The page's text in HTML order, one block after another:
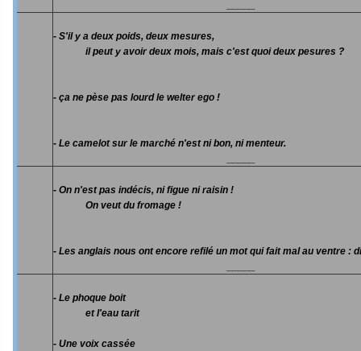
- S'il y a deux poids, deux mesures,
il peut y avoir deux mois, mais c'est quoi deux pesures ?
- ça ne pèse pas lourd le welter ego !
- Le camelot sur le marché n'est ni bon, ni menteur.
- On n'est pas indécis, ni figue ni raisin !
On veut du fromage !
- Les anglais nous ont encore refilé un mot qui fait mal au ventre :
- Le phoque boit
et l'eau tarit
- Une voix cassée